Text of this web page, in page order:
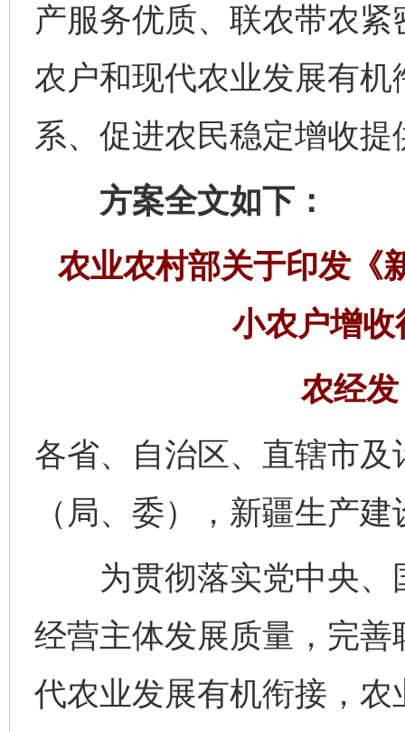
产服务优质、联农带农
农户和现代农业发展有
系、促进农民稳定增收提
方案全文如下：
农业农村部关于印发《
小农户增
农经
各省、自治区、直辖市
（局、委），新疆生产
为贯彻落实党中央、
经营主体发展质量，完
代农业发展有机衔接，